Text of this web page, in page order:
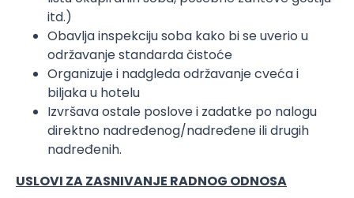
itd.)
Obavlja inspekciju soba kako bi se uverio u
održavanje standarda čistoće
Organizuje i nadgleda održavanje cveća i
biljaka u hotelu
Izvršava ostale poslove i zadatke po nalogu
direktno nadređenog/nadređene ili drugih
nadređenih.
USLOVI ZA ZASNIVANJE RADNOG ODNOSA